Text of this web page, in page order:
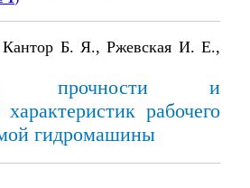
Б. Я., Ржевская И. Е.,
прочности и
рабочего
гидромашины